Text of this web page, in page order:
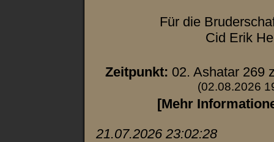
Für die
Cid Erik
Zeitpunkt: 02. Ashatar 269
(02.08.2026
[Mehr
21.07.2026 23:02:28